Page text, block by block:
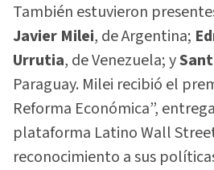
También estuvieron
Javier Milei, de Argentina;
Urrutia, de Venezuela; y
Paraguay. Milei recibió el
Reforma Económica”,
plataforma Latino Wall
reconocimiento a sus